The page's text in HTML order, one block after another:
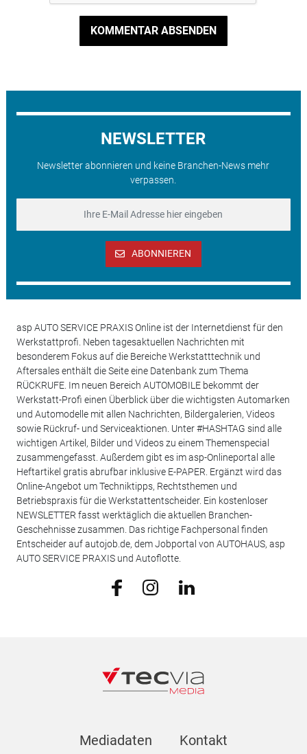
KOMMENTAR ABSENDEN
NEWSLETTER
Newsletter abonnieren und keine Branchen-News mehr
verpassen.
ABONNIEREN
asp AUTO SERVICE PRAXIS Online ist der Internetdienst für den
Werkstattprofi. Neben tagesaktuellen Nachrichten mit
besonderem Fokus auf die Bereiche Werkstatttechnik und
Aftersales enthält die Seite eine Datenbank zum Thema
RÜCKRUFE. Im neuen Bereich AUTOMOBILE bekommt der
Werkstatt-Profi einen Überblick über die wichtigsten Automarken
und Automodelle mit allen Nachrichten, Bildergalerien, Videos
sowie Rückruf- und Serviceaktionen. Unter #HASHTAG sind alle
wichtigen Artikel, Bilder und Videos zu einem Themenspecial
zusammengefasst. Außerdem gibt es im asp-Onlineportal alle
Heftartikel gratis abrufbar inklusive E-PAPER. Ergänzt wird das
Online-Angebot um Techniktipps, Rechtsthemen und
Betriebspraxis für die Werkstattentscheider. Ein kostenloser
NEWSLETTER fasst werktäglich die aktuellen Branchen-
Geschehnisse zusammen. Das richtige Fachpersonal finden
Entscheider auf autojob.de, dem Jobportal von AUTOHAUS, asp
AUTO SERVICE PRAXIS und Autoflotte.
Mediadaten Kontakt